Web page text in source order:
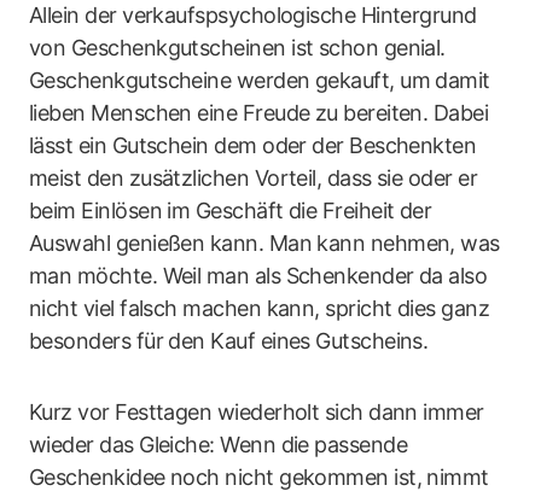
Allein der verkaufspsychologische Hintergrund
von Geschenkgutscheinen ist schon genial.
Geschenkgutscheine werden gekauft, um damit
lieben Menschen eine Freude zu bereiten. Dabei
lässt ein Gutschein dem oder der Beschenkten
meist den zusätzlichen Vorteil, dass sie oder er
beim Einlösen im Geschäft die Freiheit der
Auswahl genießen kann. Man kann nehmen, was
man möchte. Weil man als Schenkender da also
nicht viel falsch machen kann, spricht dies ganz
besonders für den Kauf eines Gutscheins.
Kurz vor Festtagen wiederholt sich dann immer
wieder das Gleiche: Wenn die passende
Geschenkidee noch nicht gekommen ist, nimmt